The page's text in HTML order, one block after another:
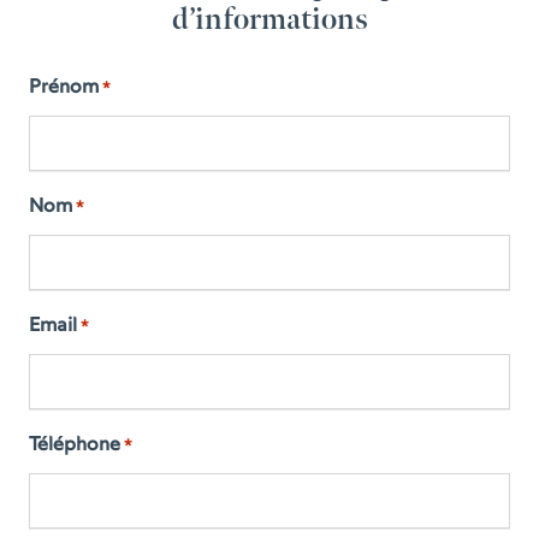
d’informations
Prénom *
Nom *
Email *
Téléphone *